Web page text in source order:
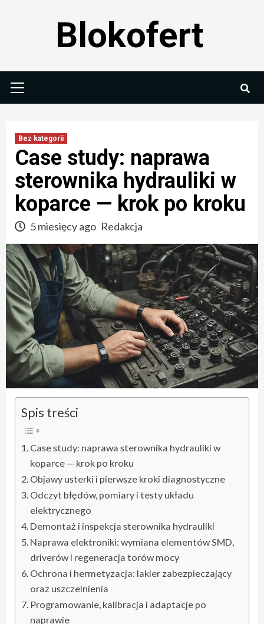
Blokofert
Menu
Bez kategorii
Case study: naprawa
sterownika hydrauliki w
koparce — krok po kroku
5 miesięcy ago Redakcja
Spis treści
Case study: naprawa sterownika hydrauliki w
koparce — krok po kroku
Objawy usterki i pierwsze kroki diagnostyczne
Odczyt błędów, pomiary i testy układu
elektrycznego
Demontaż i inspekcja sterownika hydrauliki
Naprawa elektroniki: wymiana elementów SMD,
driverów i regeneracja torów mocy
Ochrona i hermetyzacja: lakier zabezpieczający
oraz uszczelnienia
Programowanie, kalibracja i adaptacje po
naprawie